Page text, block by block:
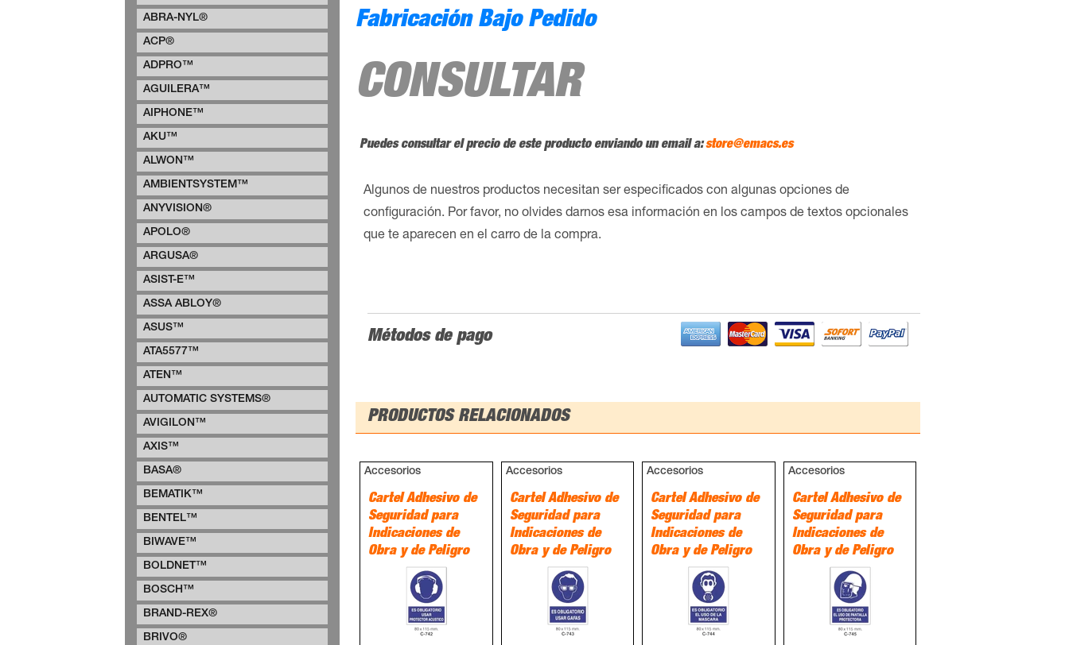
ABRA-NYL®
ACP®
ADPRO™
AGUILERA™
AIPHONE™
AKU™
ALWON™
AMBIENTSYSTEM™
ANYVISION®
APOLO®
ARGUSA®
ASIST-E™
ASSA ABLOY®
ASUS™
ATA5577™
ATEN™
AUTOMATIC SYSTEMS®
AVIGILON™
AXIS™
BASA®
BEMATIK™
BENTEL™
BIWAVE™
BOLDNET™
BOSCH™
BRAND-REX®
BRIVO®
Fabricación Bajo Pedido
CONSULTAR
Puedes consultar el precio de este producto enviando un email a:store@emacs.es
Algunos de nuestros productos necesitan ser especificados con algunas opciones de
configuración. Por favor, no olvides darnos esa información en los campos de textos opcionales
que te aparecen en el carro de la compra.
Métodos de pago
PRODUCTOS RELACIONADOS
Accesorios
Cartel Adhesivo de
Seguridad para
Indicaciones de
Obra y de Peligro
Accesorios
Cartel Adhesivo de
Seguridad para
Indicaciones de
Obra y de Peligro
Accesorios
Cartel Adhesivo de
Seguridad para
Indicaciones de
Obra y de Peligro
Accesorios
Cartel Adhesivo de
Seguridad para
Indicaciones de
Obra y de Peligro